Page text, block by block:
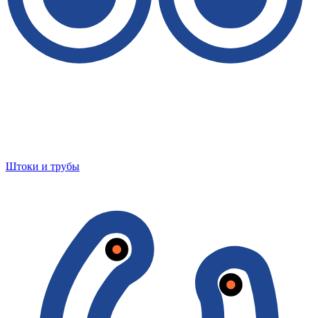
Штоки и трубы